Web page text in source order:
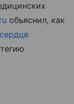
объяснил, как
сердце